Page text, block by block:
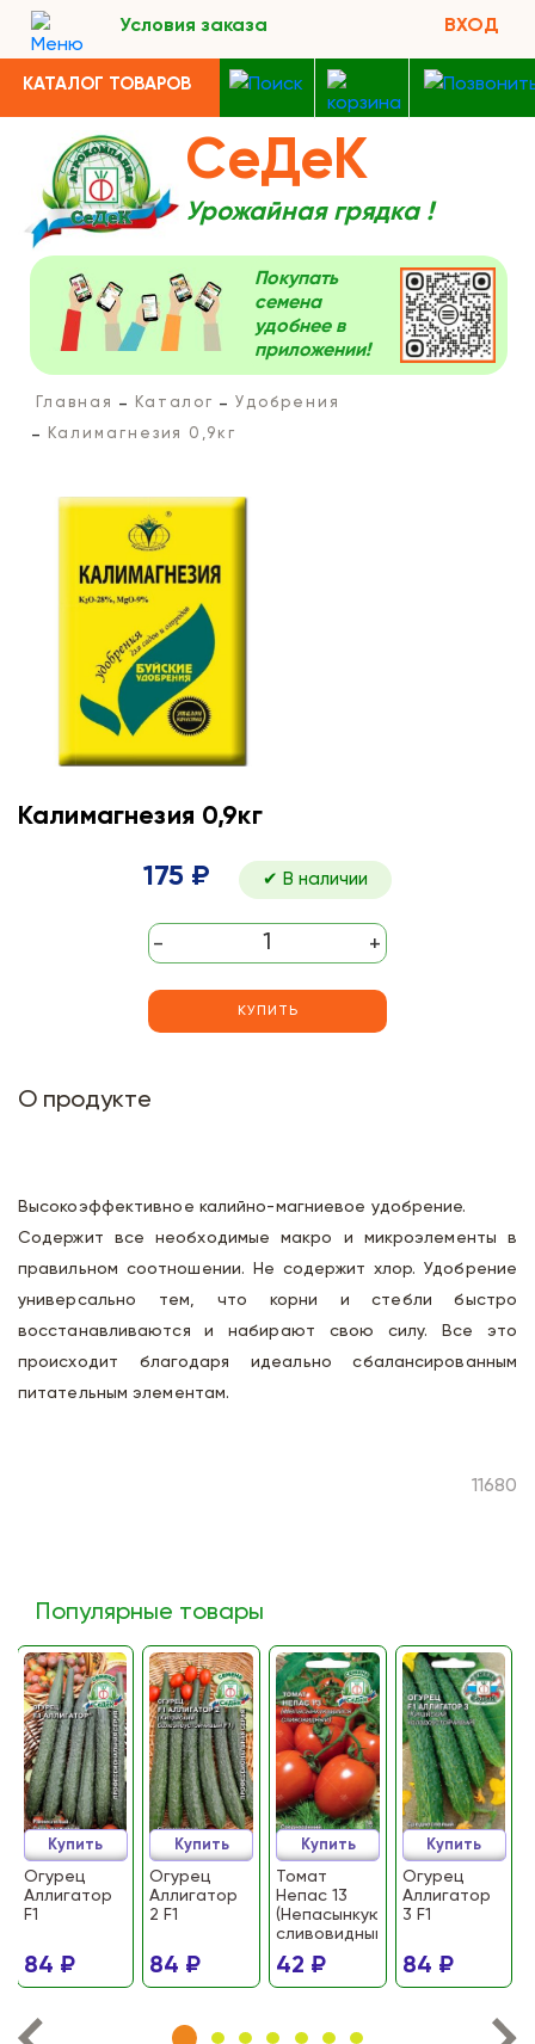
Условия заказа ВХОД
КАТАЛОГ ТОВАРОВ
СеДеК
Урожайная грядка !
Покупать
семена
удобнее в
приложении!
Главная Каталог
Удобрения
Калимагнезия 0,9кг
Калимагнезия 0,9кг
175 ₽ ✔ В наличии
- +
КУПИТЬ
О продукте
Высокоэффективное калийно-магниевое удобрение.
Содержит все необходимые макро и микроэлементы в
правильном соотношении. Не содержит хлор. Удобрение
универсально тем, что корни и стебли быстро
восстанавливаются и набирают свою силу. Все это
происходит благодаря идеально сбалансированным
питательным элементам.
11680
Популярные товары
Огурец
Аллигатор
F1
84 ₽
Купить
Огурец
Аллигатор
2 F1
84 ₽
Купить
Томат
Непас 13
(Непасынкующийся
сливовидный)
42 ₽
Купить
Огурец
Аллигатор
3 F1
84 ₽
Купить